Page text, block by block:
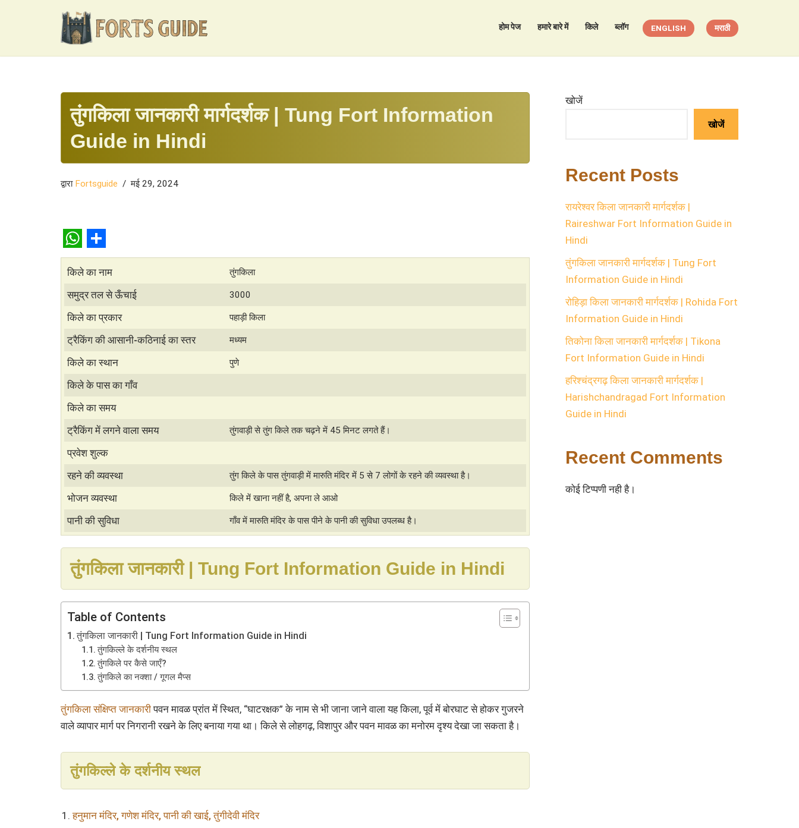
होम पेज हमारे बारे में किले ब्लॉग ENGLISH मराठी
तुंगकिला जानकारी मार्गदर्शक | Tung Fort Information
Guide in Hindi
द्वारा Fortsguide मई 29, 2024
W
h
a
t
s
A
p
p
S
h
a
r
e
किले का नाम तुंगकिला
समुद्र तल से ऊँचाई 3000
किले का प्रकार पहाड़ी किला
ट्रैकिंग की आसानी-कठिनाई का स्तर मध्यम
किले का स्थान पुणे
किले के पास का गाँव
किले का समय
ट्रैकिंग में लगने वाला समय
तुंगवाड़ी से तुंग किले तक चढ़ने में 45 मिनट लगते हैं।
प्रवेश शुल्क
रहने की व्यवस्था
तुंग किले के पास तुंगवाड़ी में मारुति मंदिर में 5 से 7 लोगों के रहने की व्यवस्था है।
भोजन व्यवस्था किले में खाना नहीं है, अपना ले आओ
पानी की सुविधा गाँव में मारुति मंदिर के पास पीने के पानी की सुविधा उपलब्ध है।
तुंगकिला जानकारी | Tung Fort Information Guide in Hindi
Table of Contents
तुंगकिला जानकारी | Tung Fort Information Guide in Hindi
तुंगकिल्ले के दर्शनीय स्थल
तुंगकिले पर कैसे जाएँ?
तुंगकिले का नक्शा / गूगल मैप्स
तुंगकिला संक्षिप्त जानकारीपवन मावळ प्रांत में स्थित, “घाटरक्षक” के नाम से भी जाना जाने वाला यह किला, पूर्व में बोरघाट से होकर गुजरने
वाले व्यापार मार्ग पर निगरानी रखने के लिए बनाया गया था। किले से लोहगढ़, विशापुर और पवन मावळ का मनोरम दृश्य देखा जा सकता है।
तुंगकिल्ले के दर्शनीय स्थल
हनुमान मंदिर, गणेश मंदिर, पानी की खाई, तुंगीदेवी मंदिर
खोजें
खोजें
Recent Posts
रायरेश्वर किला जानकारी मार्गदर्शक |
Raireshwar Fort Information Guide in
Hindi
तुंगकिला जानकारी मार्गदर्शक | Tung Fort
Information Guide in Hindi
रोहिड़ा किला जानकारी मार्गदर्शक | Rohida Fort
Information Guide in Hindi
तिकोना किला जानकारी मार्गदर्शक | Tikona
Fort Information Guide in Hindi
हरिश्चंद्रगढ़ किला जानकारी मार्गदर्शक |
Harishchandragad Fort Information
Guide in Hindi
Recent Comments
कोई टिप्पणी नही है।